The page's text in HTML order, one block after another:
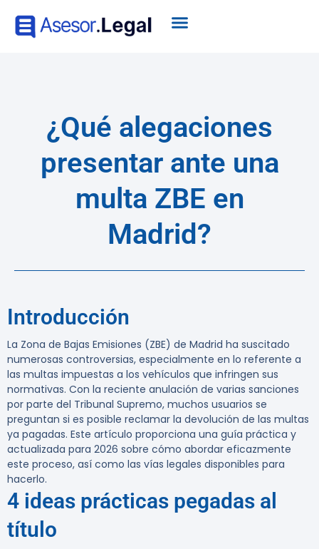
¿Qué alegaciones
presentar ante una
multa ZBE en
Madrid?
Introducción
La Zona de Bajas Emisiones (ZBE) de Madrid ha suscitado
numerosas controversias, especialmente en lo referente a
las multas impuestas a los vehículos que infringen sus
normativas. Con la reciente anulación de varias sanciones
por parte del Tribunal Supremo, muchos usuarios se
preguntan si es posible reclamar la devolución de las multas
ya pagadas. Este artículo proporciona una guía práctica y
actualizada para 2026 sobre cómo abordar eficazmente
este proceso, así como las vías legales disponibles para
hacerlo.
4 ideas prácticas pegadas al
título